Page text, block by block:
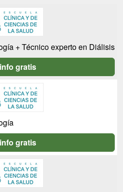
+ Técnico experto en Diálisis
gratis
gratis